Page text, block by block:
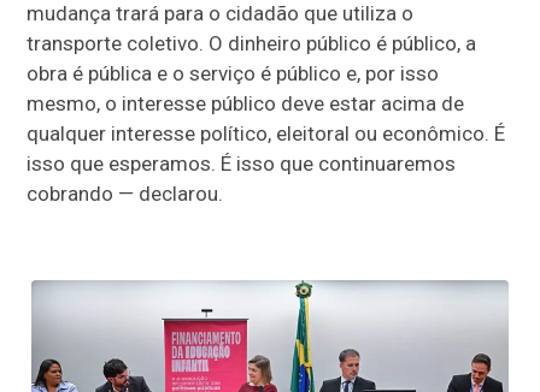
mudança trará para o cidadão que utiliza o
transporte coletivo. O dinheiro público é público, a
obra é pública e o serviço é público e, por isso
mesmo, o interesse público deve estar acima de
qualquer interesse político, eleitoral ou econômico. É
isso que esperamos. É isso que continuaremos
cobrando — declarou.